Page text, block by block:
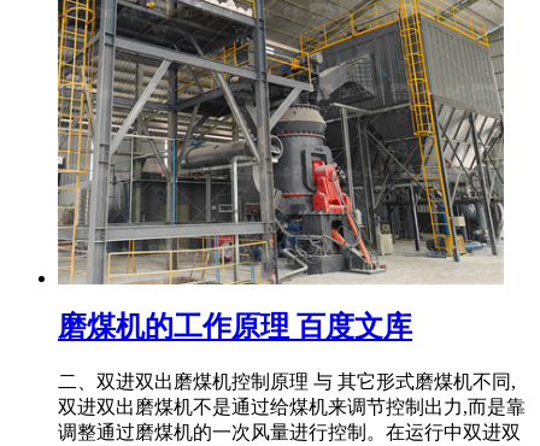
磨煤机的工作原理 百度文库
二、双进双出磨煤机控制原理 与 其它形式磨煤机不同,
双进双出磨煤机不是通过给煤机来调节控制出力,而是靠
调整通过磨煤机的一次风量进行控制。在运行中双进双